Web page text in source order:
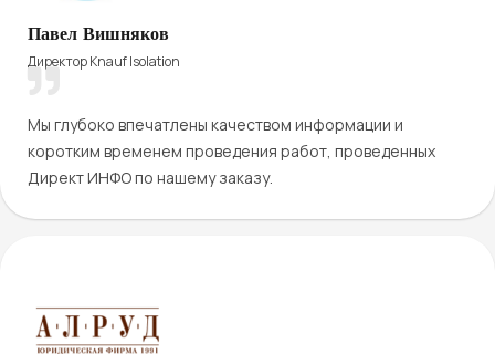
Павел Вишняков
Директор Knauf Isolation
Мы глубоко впечатлены качеством информации и
коротким временем проведения работ, проведенных
Директ ИНФО по нашему заказу.